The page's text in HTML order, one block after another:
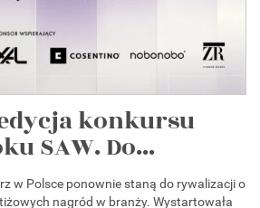
konkursu
SAW. Do...
w Polsce ponownie staną do rywalizacji o
nagród w branży. Wystartowała